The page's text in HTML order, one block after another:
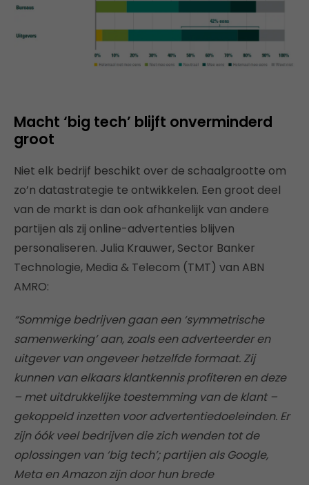
Macht ‘big tech’ blijft onverminderd
groot
Niet elk bedrijf beschikt over de schaalgrootte om
zo’n datastrategie te ontwikkelen. Een groot deel
van de markt is dan ook afhankelijk van andere
partijen als zij online-advertenties blijven
personaliseren. Julia Krauwer, Sector Banker
Technologie, Media & Telecom (TMT) van ABN
AMRO:
“Sommige bedrijven gaan een ‘symmetrische
samenwerking’ aan, zoals een adverteerder en
uitgever van ongeveer hetzelfde formaat. Zij
kunnen van elkaars klantkennis profiteren en deze
– met uitdrukkelijke toestemming van de klant –
gekoppeld inzetten voor advertentiedoeleinden. Er
zijn óók veel bedrijven die zich wenden tot de
oplossingen van ‘big tech’; partijen als Google,
Meta en Amazon zijn door hun brede